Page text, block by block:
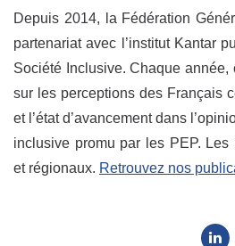
Depuis 2014, la Fédération
partenariat avec l’institut Kantar
Société Inclusive. Chaque année,
sur les perceptions des Français
et l’état d’avancement dans
inclusive promu par les PEP. Les
et régionaux. Retrouvez nos